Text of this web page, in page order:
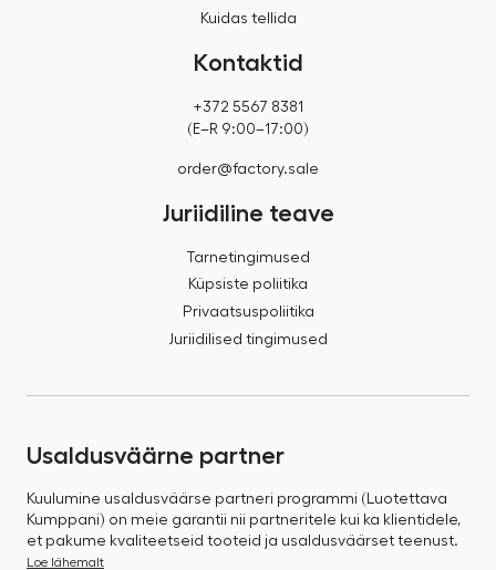
Kuidas tellida
Kontaktid
+372 5567 8381
(E–R 9:00–17:00)
order@factory.sale
Juriidiline teave
Tarnetingimused
Küpsiste poliitika
Privaatsuspoliitika
Juriidilised tingimused
Usaldusväärne partner
Kuulumine usaldusväärse partneri programmi (Luotettava
Kumppani) on meie garantii nii partneritele kui ka klientidele,
et pakume kvaliteetseid tooteid ja usaldusväärset teenust.
Loe lähemalt